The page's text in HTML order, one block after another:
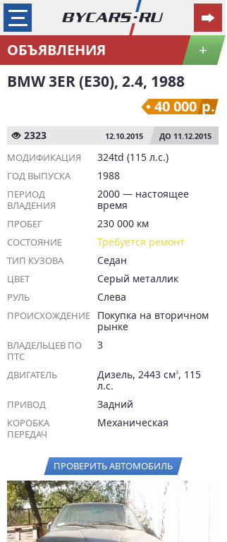
ОБЪЯВЛЕНИЯ +
BMW 3ER (E30), 2.4, 1988
40 000 р.
2323 12.10.2015 ДО 11.12.2015
МОДИФИКАЦИЯ 324td (115 л.с.)
ГОД ВЫПУСКА 1988
ПЕРИОД
ВЛАДЕНИЯ
2000 — настоящее
время
ПРОБЕГ 230 000 км
СОСТОЯНИЕ Требуется ремонт
ТИП КУЗОВА Седан
ЦВЕТ Серый металлик
РУЛЬ Слева
ПРОИСХОЖДЕНИЕ
Покупка на вторичном
рынке
ВЛАДЕЛЬЦЕВ ПО
ПТС
3
ДВИГАТЕЛЬ Дизель, 2443 см3, 115
л.с.
ПРИВОД Задний
КОРОБКА
ПЕРЕДАЧ
Механическая
ПРОВЕРИТЬ АВТОМОБИЛЬ